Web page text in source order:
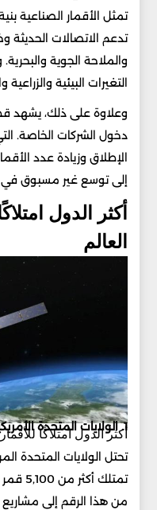
تمثل الأقمار الصناعية
تدعم الاتصالات الحديثة
والملاحة الجوية
التغيرات البيئية والزراعية
وعلاوة على ذلك، يشهد
دخول الشركات الخاصة.
الإطلاق وزيادة عدد
إلى توسع غير مسبوق في
أكثر الدول
العالم
أكثر الدول امتلاكًا
1. الولايات المتحدة الأمريكية – أكثر من 5,100 قمر صناعي
تحتل الولايات المتحدة
تمتلك
من هذا الرقم إلى مشاريع